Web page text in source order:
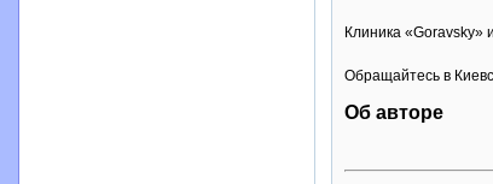
Клиника «Goravsky»
Обращайтесь в
Об авторе